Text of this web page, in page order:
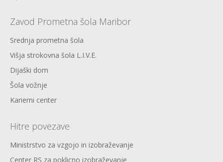
Zavod Prometna šola Maribor
Srednja prometna šola
Višja strokovna šola L.I.V.E.
Dijaški dom
Šola vožnje
Karierni center
Hitre povezave
Ministrstvo za vzgojo in izobraževanje
Center RS za poklicno izobraževanje